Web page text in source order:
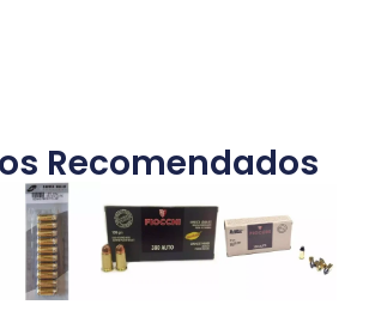
Recomendados